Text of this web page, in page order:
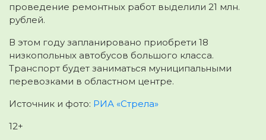
проведение ремонтных работ выделили 21 млн.
рублей.
В этом году запланировано приобрети 18
низкопольных автобусов большого класса.
Транспорт будет заниматься муниципальными
перевозками в областном центре.
Источник и фото: РИА «Стрела»
12+